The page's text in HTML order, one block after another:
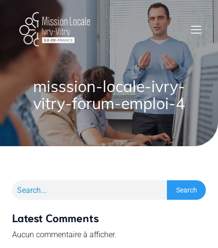
misssion-locale-ivry-
vitry-forum-emploi-4
Search
Latest Comments
Aucun commentaire à afficher.